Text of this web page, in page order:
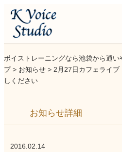
ボイストレーニングなら池袋から通
プ > お知らせ > 2月27日カフェライ
しください
お知らせ詳細
2016.02.14